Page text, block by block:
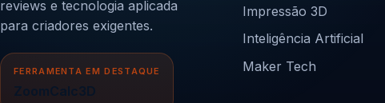
reviews e tecnologia aplicada
para criadores exigentes.
FERRAMENTA EM DESTAQUE
ZoomCalc3D
Impressão 3D
Inteligência Artificial
Maker Tech